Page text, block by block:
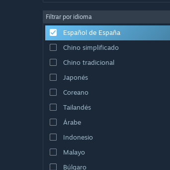
Filtrar por idioma
Español de España
Chino simplificado
Chino tradicional
Japonés
Coreano
Tailandés
Árabe
Indonesio
Malayo
Búlgaro